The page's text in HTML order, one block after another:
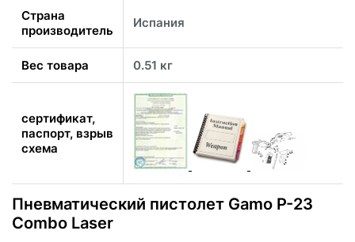
Страна
производитель
Испания
Вес товара 0.51 кг
сертификат,
паспорт, взрыв
схема
Пневматический пистолет Gamo P-23
Combo Laser